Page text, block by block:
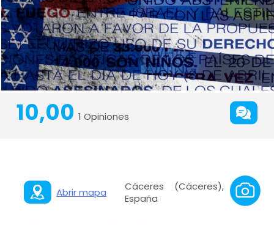
10,00 1 Opiniones
Abrir mapa
Cáceres (Cáceres),
España